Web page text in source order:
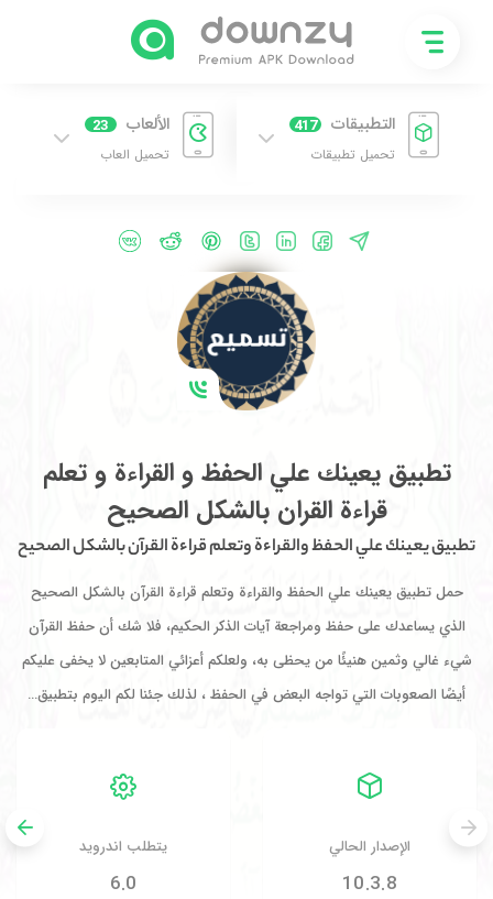
التطبيقات 417
تحميل تطبيقات
الألعاب 23
تحميل العاب
تطبيق يعينك علي الحفظ و القراءة و تعلم
قراءة القران بالشكل الصحيح
تطبيق يعينك علي الحفظ والقراءة وتعلم قراءة القرآن بالشكل الصحيح
حمل تطبيق يعينك علي الحفظ والقراءة وتعلم قراءة القرآن بالشكل الصحيح
الذي يساعدك على حفظ ومراجعة آيات الذكر الحكيم، فلا شك أن حفظ القرآن
شيء غالي وثمين هنيئًا من يحظى به، ولعلكم أعزائي المتابعين لا يخفى عليكم
أيضًا الصعوبات التي تواجه البعض في الحفظ ، لذلك جئنا لكم اليوم بتطبيق…
الإصدار الحالي
10.3.8
يتطلب اندرويد
6.0